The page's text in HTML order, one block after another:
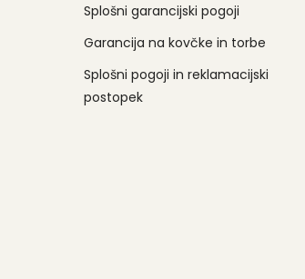
Splošni garancijski pogoji
Garancija na kovčke in torbe
Splošni pogoji in reklamacijski
postopek